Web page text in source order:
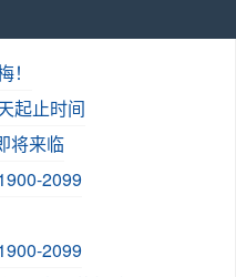
起止时间
将来临
2099
2099